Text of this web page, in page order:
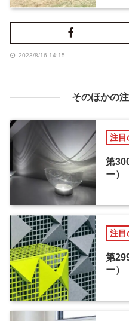
2023/8/16 14:15
そのほかの
注目
第
ー）
注目
第
ー）